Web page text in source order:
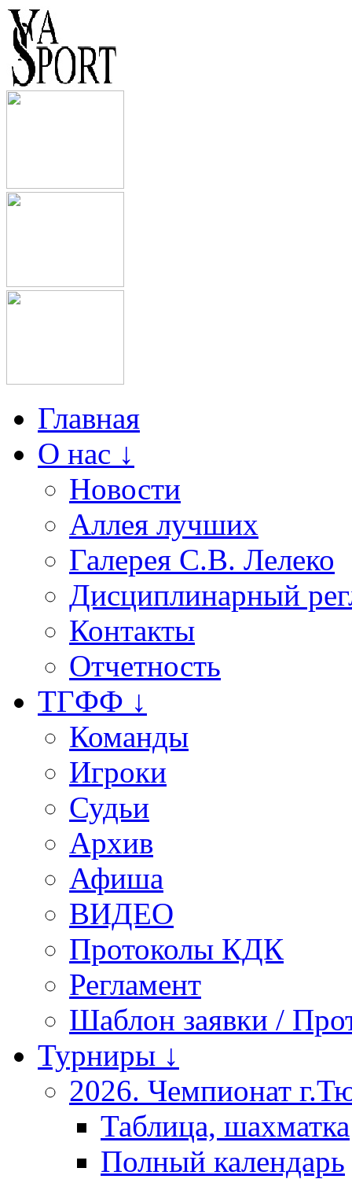
Главная
О нас ↓
Новости
Аллея лучших
Галерея С.В. Лелеко
Дисциплинарный
Контакты
Отчетность
ТГФФ ↓
Команды
Игроки
Судьи
Архив
Афиша
ВИДЕО
Протоколы КДК
Регламент
Шаблон заявки /
Турниры ↓
2026. Чемпионат
Таблица, шахматка
Полный календарь